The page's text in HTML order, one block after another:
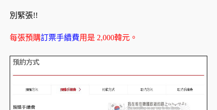
別緊張!!
每張預購訂票手續費用是 2,000韓元。